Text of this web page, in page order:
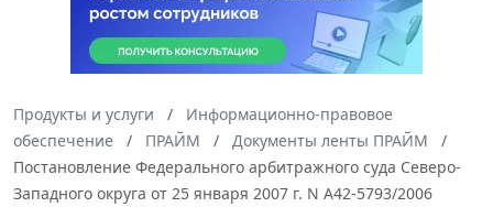
Продукты и услуги
Информационно-правовое
обеспечение
ПРАЙМ
Документы ленты ПРАЙМ
Постановление Федерального арбитражного суда Северо-
Западного округа от 25 января 2007 г. N А42-5793/2006